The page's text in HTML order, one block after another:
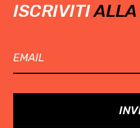
ISCRIVITIALLA